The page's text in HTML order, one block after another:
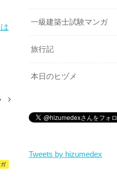
ガ
一級建築士試験マンガ
旅行記
本日のヒヅメ
Tweets by hizumedex